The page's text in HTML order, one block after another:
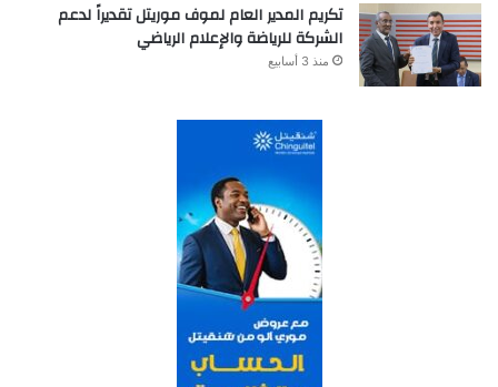
تكريم المدير العام لموف موريتل تقديراً لدعم
الشركة للرياضة والإعلام الرياضي
منذ 3 أسابيع